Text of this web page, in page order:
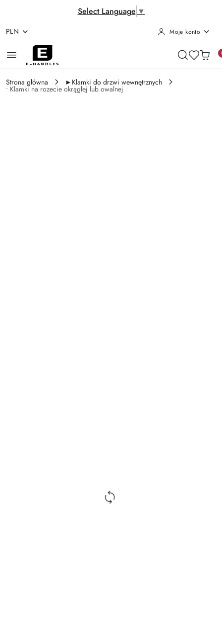
Select Language ▼
Przejdź do treści głównej
Przejdź do wyszukiwarki
Przejdź do moje konto
Przejdź do menu głównego
Przejdź do opisu produktu
Przejdź do stopki
PLN Moje konto
Strona główna ►Klamki do drzwi wewnętrznych
• Klamki na rozecie okrągłej lub owalnej